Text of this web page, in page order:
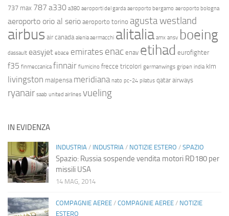
737 max 787 a330 a380 aeroporti del garda aeroporto bergamo aeroporto bologna
aeroporto orio al serio aeroporto torino agusta westland
airbus air canada alenia aermacchi alitalia amx ansv boeing
dassault easyjet ebace emirates enac enav etihad eurofighter
f35 finmeccanica finnair fiumicino frecce tricolori germanwings gripen india klm
livingston malpensa meridiana nato pc-24 pilatus qatar airways
ryanair saab united airlines vueling
IN EVIDENZA
INDUSTRIA / INDUSTRIA / NOTIZIE ESTERO / SPAZIO
Spazio: Russia sospende vendita motori RD180 per
missili USA
14 MAG, 2014
COMPAGNIE AEREE / COMPAGNIE AEREE / NOTIZIE
ESTERO